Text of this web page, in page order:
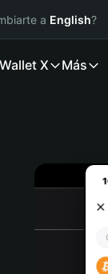
a English?
X Más